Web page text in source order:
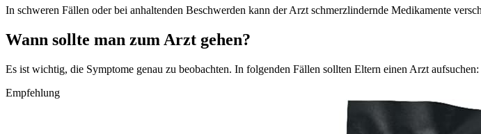
In schweren Fällen oder bei anhaltenden Beschwerden kann der Arzt schmerzlindernde Medikamente
Wann sollte man zum Arzt gehen?
Es ist wichtig, die Symptome genau zu beobachten. In folgenden Fällen sollten Eltern einen Arzt aufsuchen:
Empfehlung